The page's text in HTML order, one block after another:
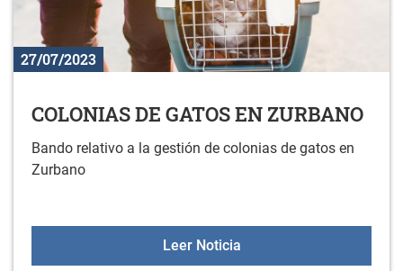
27/07/2023
COLONIAS DE GATOS EN ZURBANO
Bando relativo a la gestión de colonias de gatos en
Zurbano
Leer NoticiaCOLONIAS DE GATOS